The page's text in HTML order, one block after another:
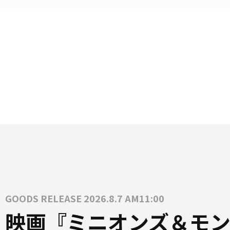
GOODS RELEASE 2026.8.7 AM11:00
映画『ミニオンズ＆モン